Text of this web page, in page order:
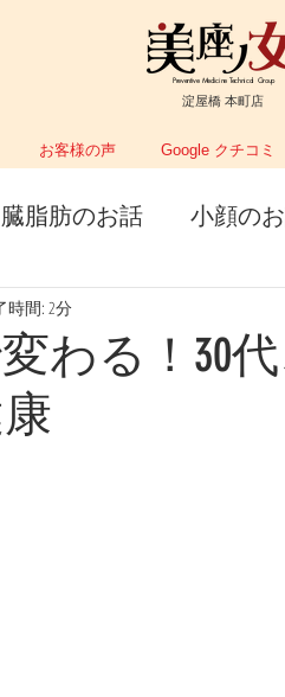
Preventive Medicine Technical Group
淀屋橋 本町店
お客様の声 Google クチコミ
脂肪のお話 小顔の
わる！30
時間: 2分